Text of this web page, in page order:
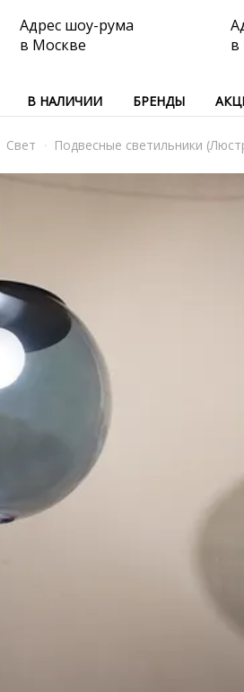
Адрес шоу-рума
в Москве
в
В НАЛИЧИИ БРЕНДЫ
Свет Подвесные светильники